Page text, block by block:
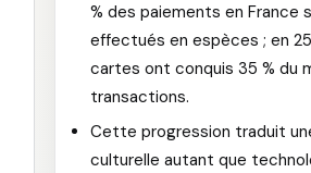
% des paiements en France
effectués en espèces ; en
cartes ont conquis 35 % du
transactions.
Cette progression traduit
culturelle autant que